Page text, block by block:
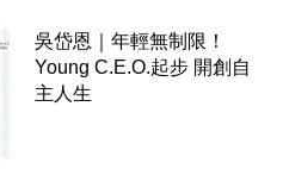
吳岱恩｜年輕無制限！
Young C.E.O.起步 開創自
主人生